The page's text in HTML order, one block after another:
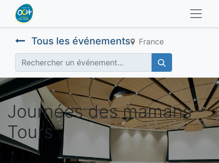
Tous les événements France
Journées des mamans -
Tours